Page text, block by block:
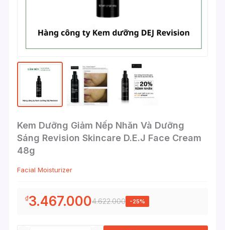
Kem Dưỡng Giảm Nếp Nhăn Và Dưỡng
Sáng Revision Skincare D.E.J Face Cream
48g
Facial Moisturizer
₫3.467.0004.622.000 -25%